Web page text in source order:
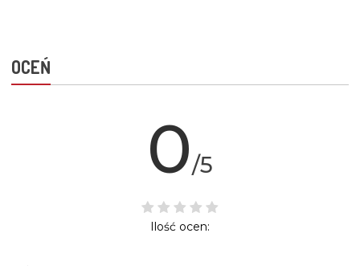
OCEŃ
0/5
Ilość ocen: